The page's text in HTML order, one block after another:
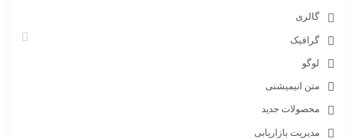
گالری
گرافیک
لوگو
متن انیمیشنی
محصولات جدید
مدیریت بازاریابی